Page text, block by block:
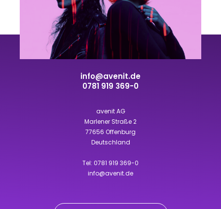
info@avenit.de
0781 919 369-0
avenit AG
Marlener Straße 2
77656 Offenburg
Deutschland
Tel: 0781 919 369-0
info@avenit.de